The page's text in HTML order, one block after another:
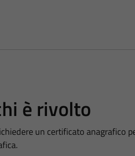
è rivolto
un certificato anagrafico